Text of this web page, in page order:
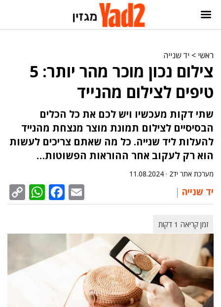
ראשי > יד שנייה
צילום נכון מוכר מהר יותר: 5
טיפים לצילום מהנייד
שתי דקות מעכשיו ויש לכם את כל הכלים
הבסיסיים לצילום תמונת מוצר מנצחת מהנייד
להעלות ליד שנייה. כל מה שאתם צריכים לעשות
הוא רק לעקוב אחר ההוראות הפשוטות…
מערכת אתר יד2 · 11.08.2024
יד שנייה Email